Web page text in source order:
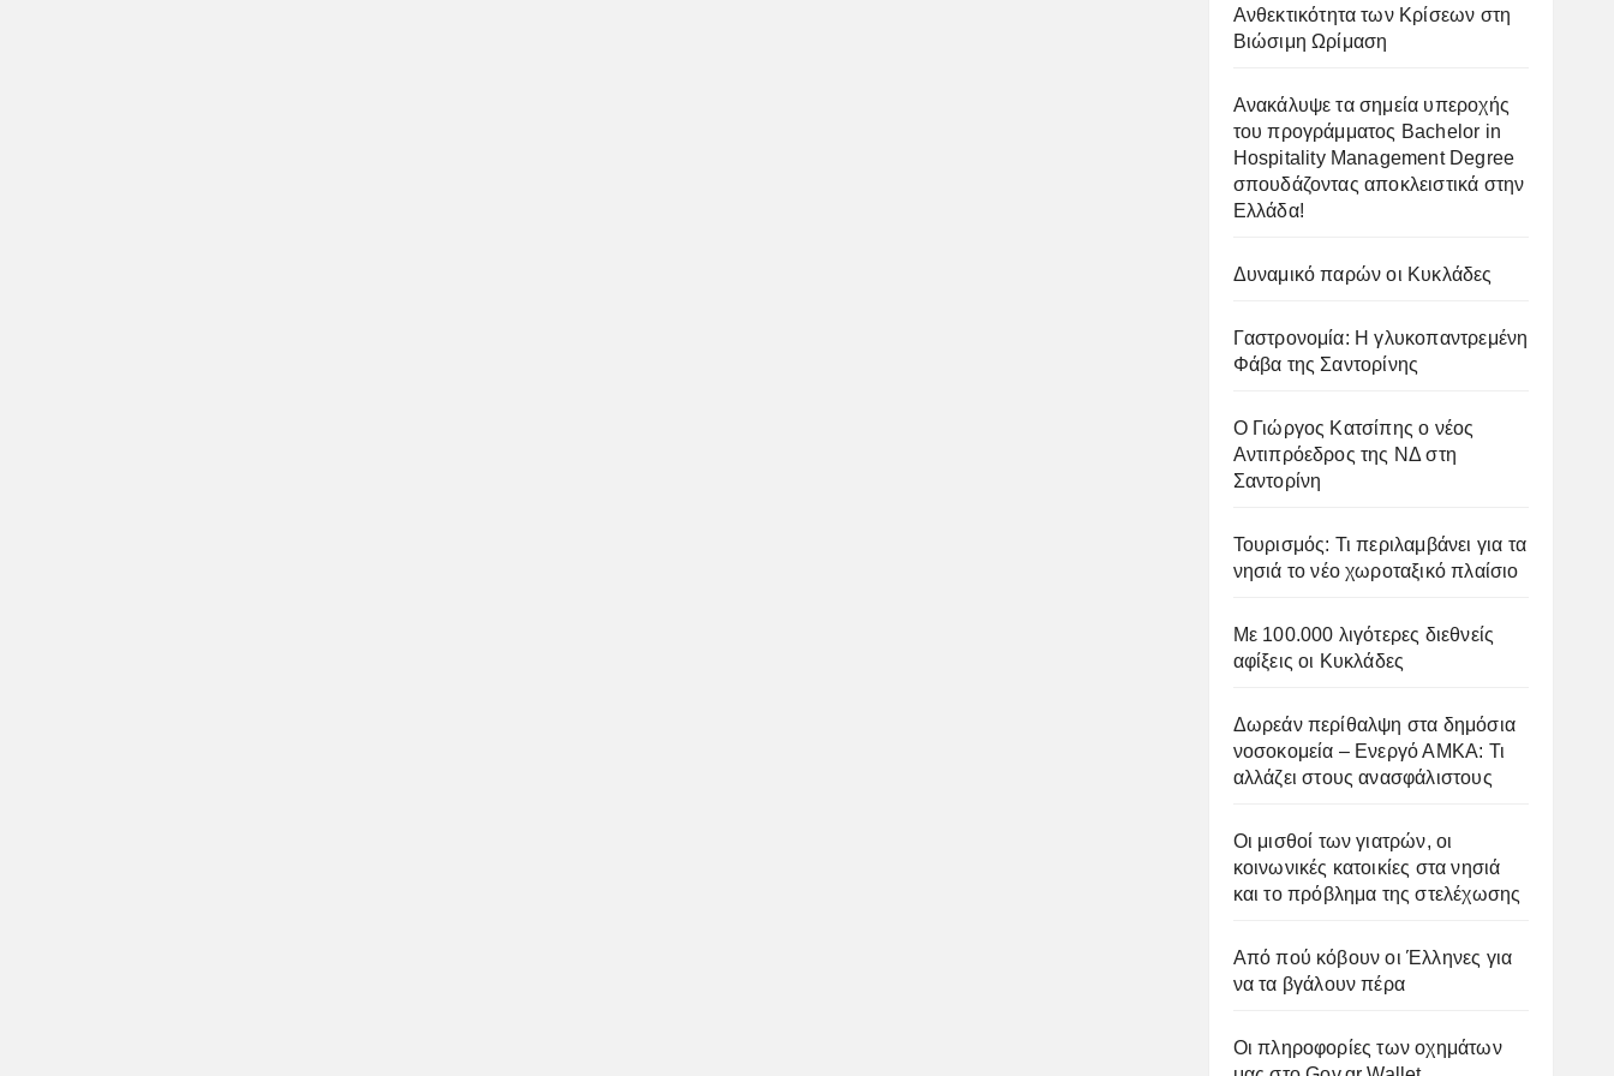
Ανθεκτικότητα των Κρίσεων στη
Βιώσιμη Ωρίμαση
Ανακάλυψε τα σημεία υπεροχής
του προγράμματος Bachelor in
Hospitality Management Degree
σπουδάζοντας αποκλειστικά στην
Ελλάδα!
Δυναμικό παρών οι Κυκλάδες
Γαστρονομία: Η γλυκοπαντρεμένη
Φάβα της Σαντορίνης
Ο Γιώργος Κατσίπης ο νέος
Αντιπρόεδρος της ΝΔ στη
Σαντορίνη
Τουρισμός: Τι περιλαμβάνει για τα
νησιά το νέο χωροταξικό πλαίσιο
Με 100.000 λιγότερες διεθνείς
αφίξεις οι Κυκλάδες
Δωρεάν περίθαλψη στα δημόσια
νοσοκομεία – Ενεργό ΑΜΚΑ: Τι
αλλάζει στους ανασφάλιστους
Οι μισθοί των γιατρών, οι
κοινωνικές κατοικίες στα νησιά
και το πρόβλημα της στελέχωσης
Από πού κόβουν οι Έλληνες για
να τα βγάλουν πέρα
Οι πληροφορίες των οχημάτων